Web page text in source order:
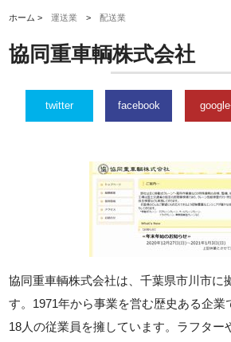
ホーム >運送業 >配送業
協同重車輌株式会社
twitter facebook
協同重車輌株式会社は、千葉県市川市に
す。1971年から事業を営む歴史ある企業
18人の従業員を擁しています。ラフター